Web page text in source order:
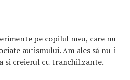
pe copilul meu, care nu
autismului. Am ales să nu-i
si creierul cu tranchilizante.